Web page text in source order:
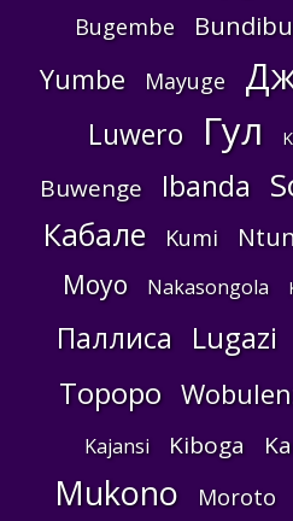
Bugembe
Yumbe Mayuge
Luwero Гул
Buwenge Ibanda
Кабале Kumi
Moyo Nakasongola
Паллиса Lugazi
Тороро
Kajansi Kiboga
Mukono Moroto